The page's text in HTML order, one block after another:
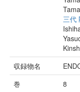
三代
収録物名
巻
8